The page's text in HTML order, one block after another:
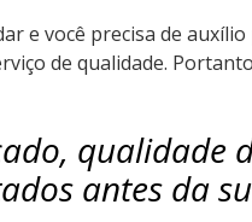
e você precisa de
de qualidade.
qualidade
antes da